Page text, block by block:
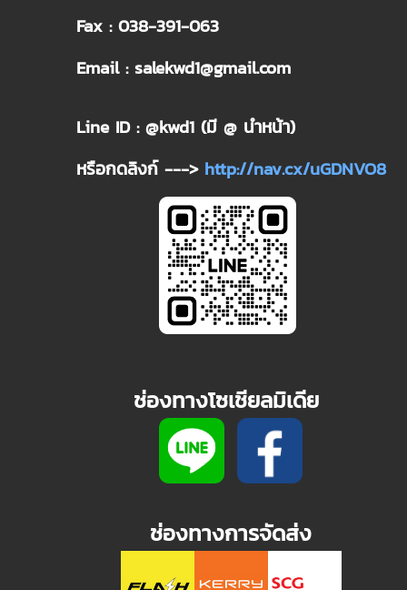
Fax : 038-391-063
Email : salekwd1@gmail.com
Line ID : @kwd1 (มี @ นำหน้า)
หรือกดลิงก์ ---> http://nav.cx/uGDNVO8
ช่องทางโซเชียลมิเดีย
ช่องทางการจัดส่ง